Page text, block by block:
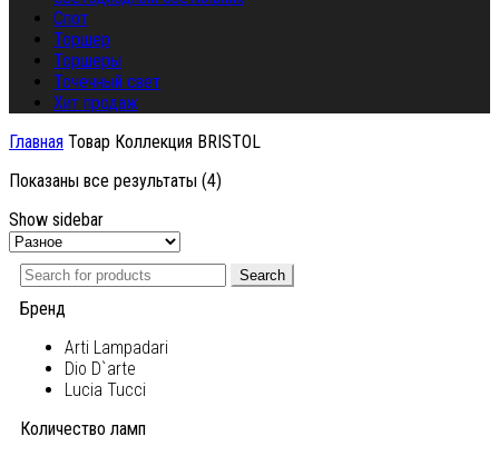
Спот
Торшер
Торшеры
Точечный свет
Хит продаж
Главная Товар Коллекция BRISTOL
Показаны все результаты (4)
Show sidebar
Search
Бренд
Arti Lampadari
Dio D`arte
Lucia Tucci
Количество ламп